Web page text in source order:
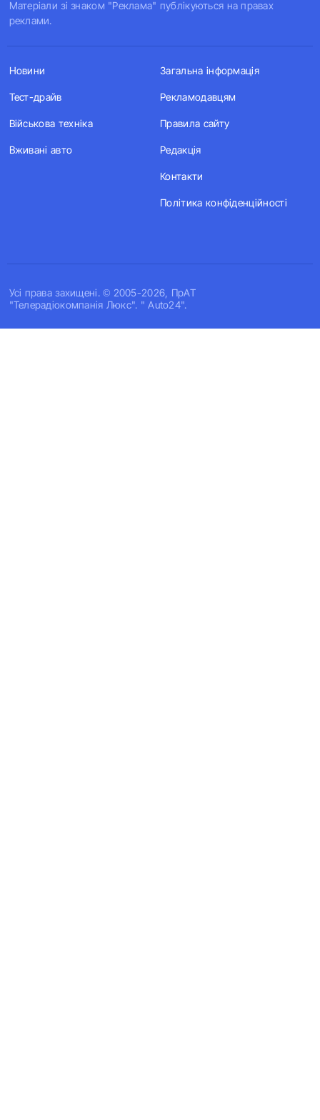
Матеріали зі знаком "Реклама" публікуються на правах
реклами.
Усi права захищенi. © 2005-2026, ПрАТ
"Телерадіокомпанія Люкс". " Auto24".
Новини
Тест-драйв
Військова техніка
Вживані авто
Загальна інформація
Рекламодавцям
Правила сайту
Редакція
Контакти
Політика конфіденційності